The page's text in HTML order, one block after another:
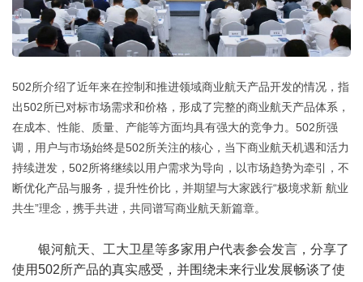
502所介绍了近年来在控制和推进领域商业航天产品开发的情况，指
出502所已对标市场需求和价格，形成了完整的商业航天产品体系，
在成本、性能、质量、产能等方面均具有强大的竞争力。502所强
调，用户与市场始终是502所关注的核心，当下商业航天机遇和活力
持续迸发，502所将继续以用户需求为导向，以市场趋势为牵引，不
断优化产品与服务，提升性价比，并期望与大家践行“极境求新 航业
共生”理念，携手共进，共同谱写商业航天新篇章。
银河航天、工大卫星等多家用户代表参会发言，分享了
使用502所产品的真实感受，并围绕未来行业发展畅谈了使